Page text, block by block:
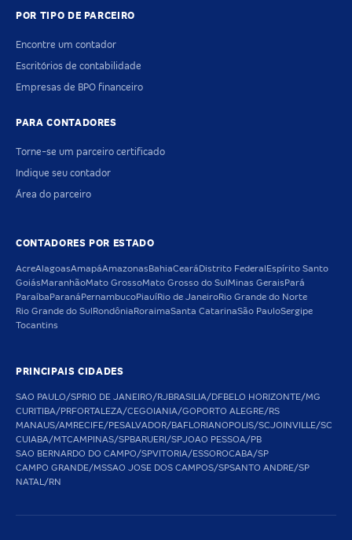
POR TIPO DE PARCEIRO
Encontre um contador
Escritórios de contabilidade
Empresas de BPO financeiro
PARA CONTADORES
Torne-se um parceiro certificado
Indique seu contador
Área do parceiro
CONTADORES POR ESTADO
AcreAlagoasAmapáAmazonas BahiaCeará Distrito Federal Espírito Santo
GoiásMaranhãoMato GrossoMato Grosso do Sul Minas Gerais Pará
Paraíba Paraná PernambucoPiauíRio de JaneiroRio Grande do Norte
Rio Grande do Sul Rondônia RoraimaSanta CatarinaSão PauloSergipe
Tocantins
PRINCIPAIS CIDADES
SAO PAULO/SPRIO DE JANEIRO/RJBRASILIA/DFBELO HORIZONTE/MG
CURITIBA/PRFORTALEZA/CEGOIANIA/GOPORTO ALEGRE/RS
MANAUS/AMRECIFE/PESALVADOR/BAFLORIANOPOLIS/SCJOINVILLE/SC
CUIABA/MTCAMPINAS/SPBARUERI/SPJOAO PESSOA/PB
SAO BERNARDO DO CAMPO/SPVITORIA/ESSOROCABA/SP
CAMPO GRANDE/MSSAO JOSE DOS CAMPOS/SPSANTO ANDRE/SP
NATAL/RN